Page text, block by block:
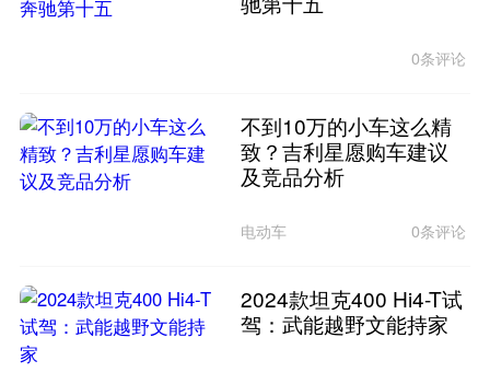
0条评论
不到10万的小车这么精
致？吉利星愿购车建议
及竞品分析
电动车 0条评论
2024款坦克400 Hi4-T试
驾：武能越野文能持家